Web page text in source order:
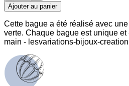
Ajouter au panier
Cette bague a été réalisé avec
verte. Chaque bague est unique
main - lesvariations-bijoux-